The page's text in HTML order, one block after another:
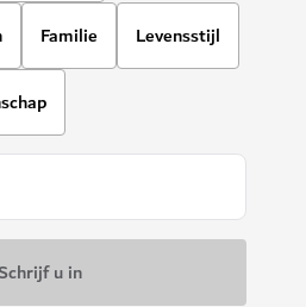
Familie Levensstijl